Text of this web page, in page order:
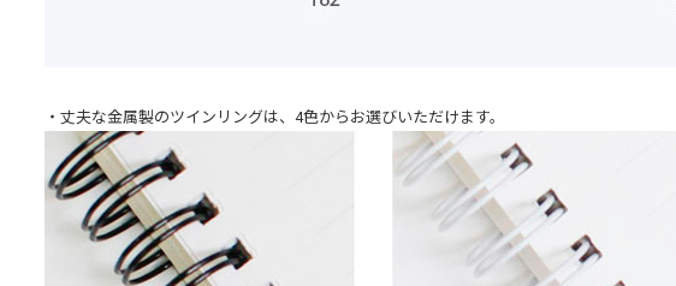
・丈夫な金属製のツインリングは、4色からお選びいただけます。